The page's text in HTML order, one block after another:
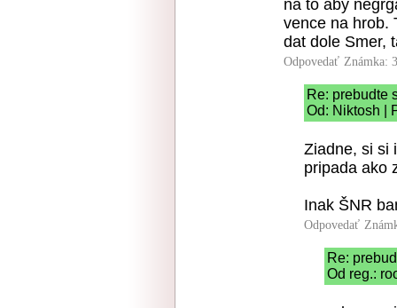
na to aby
vence na hrob.
dat dole Smer,
Odpovedať Známka:
Re: prebudte
Od: Niktosh |
Ziadne, si si
pripada ako
Inak ŠNR
Odpovedať
Re:
Od reg.: